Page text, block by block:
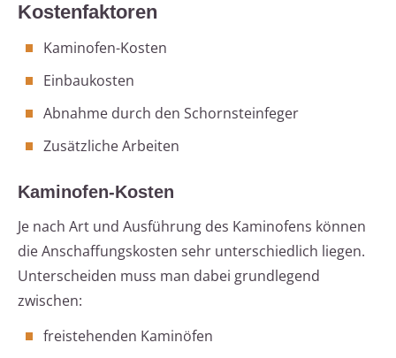
Kostenfaktoren
Kaminofen-Kosten
Einbaukosten
Abnahme durch den Schornsteinfeger
Zusätzliche Arbeiten
Kaminofen-Kosten
Je nach Art und Ausführung des Kaminofens können
die Anschaffungskosten sehr unterschiedlich liegen.
Unterscheiden muss man dabei grundlegend
zwischen:
freistehenden Kaminöfen